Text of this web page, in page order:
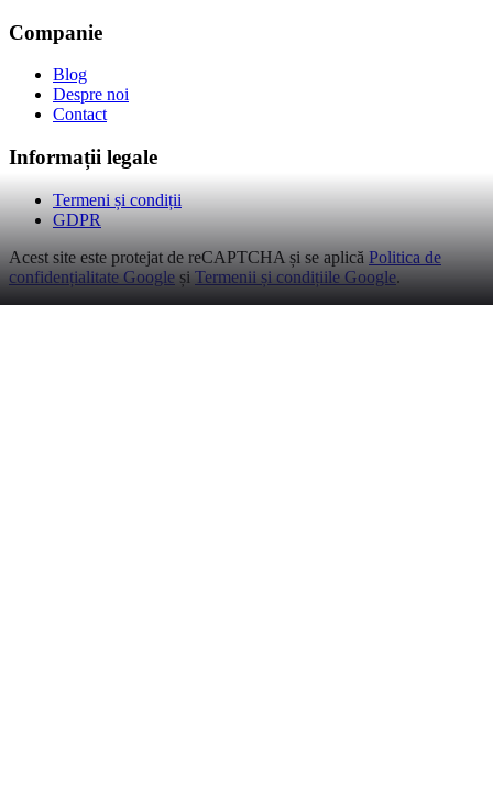
Companie
Blog
Despre noi
Contact
Informații legale
Termeni și condiții
GDPR
Acest site este protejat de reCAPTCHA și se aplică Politica de
confidențialitate Google și Termenii și condițiile Google.